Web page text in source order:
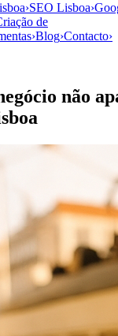
›SEO Lisboa›
de
›Blog›Contacto›
não